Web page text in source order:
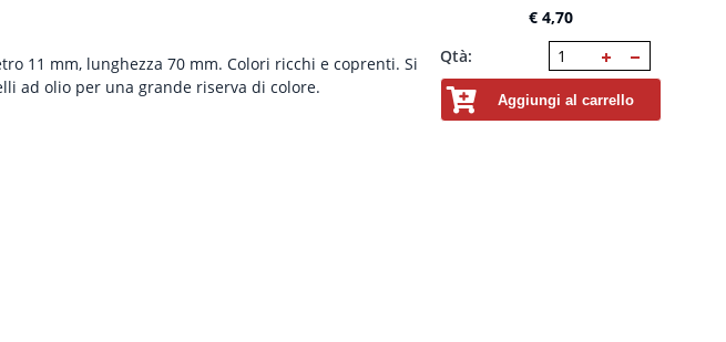
11 mm, lunghezza 70 mm. Colori ricchi e coprenti. Si
ad olio per una grande riserva di colore.
€ 4,70
Qtà:
Aggiungi al carrello